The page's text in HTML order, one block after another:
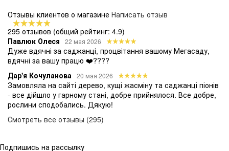
Отзывы клиентов о магазине Написать отзыв
295 отзывов (общий рейтинг: 4.9)
Павлюк Олеся
22 мая 2026
Дуже вдячні за саджанці, процвітання вашому Мегасаду,
вдячні за вашу працю ❤️????
Дар'я Кочуланова
20 мая 2026
Замовляла на сайті дерево, кущі жасміну та саджанці піонів
- все дійшло у гарному стані, добре прийнялося. Все добре,
рослини сподобались. Дякую!
Смотреть все отзывы (295)
Подпишись на рассылку